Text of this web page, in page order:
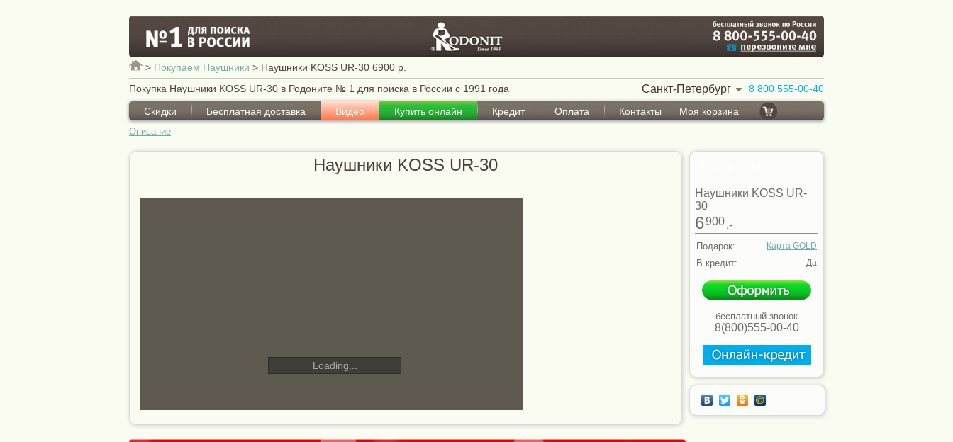
> Покупаем Наушники > Наушники KOSS UR-30 6900 р.
Покупка Наушники KOSS UR-30 в Родоните № 1 для поиска в России с 1991 года
Санкт-Петербург
8 800 555-00-40
Скидки
Бесплатная доставка Видео Купить онлайн Кредит Оплата Контакты Моя корзина
Описание
Наушники KOSS UR-30
Loading...
Наушники KOSS UR-
30
6900,-
Подарок: Карта GOLD
В кредит: Да
бесплатный звонок
8(800)555-00-40